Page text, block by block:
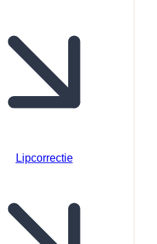
Lipcorrectie